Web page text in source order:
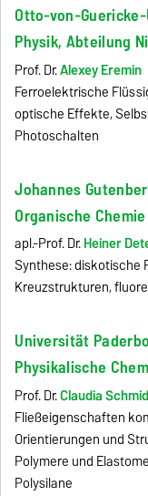
Otto-von-
Physik, Abteilung
Prof. Dr.Alexey Eremin
Ferroelektrische
optische Effekte,
Photoschalten
Johannes
Organische Chemie
apl.-Prof. Dr.Heiner
Synthese: diskotische
Kreuzstrukturen,
Universität
Physikalische
Prof. Dr.Claudia
Fließeigenschaften
Orientierungen und
Polymere und
Polysilane